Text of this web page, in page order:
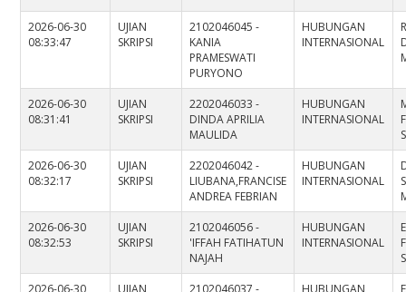
2026-06-30
08:33:47
UJIAN
SKRIPSI
2102046045 -
KANIA
PRAMESWATI
PURYONO
HUBUNGAN
INTERNASIONAL
2026-06-30
08:31:41
UJIAN
SKRIPSI
2202046033 -
DINDA APRILIA
MAULIDA
HUBUNGAN
INTERNASIONAL
2026-06-30
08:32:17
UJIAN
SKRIPSI
2202046042 -
LIUBANA,FRANCISE
ANDREA FEBRIAN
HUBUNGAN
INTERNASIONAL
2026-06-30
08:32:53
UJIAN
SKRIPSI
2102046056 -
'IFFAH FATIHATUN
NAJAH
HUBUNGAN
INTERNASIONAL
2026-06-30
UJIAN
2102046037 -
HUBUNGAN